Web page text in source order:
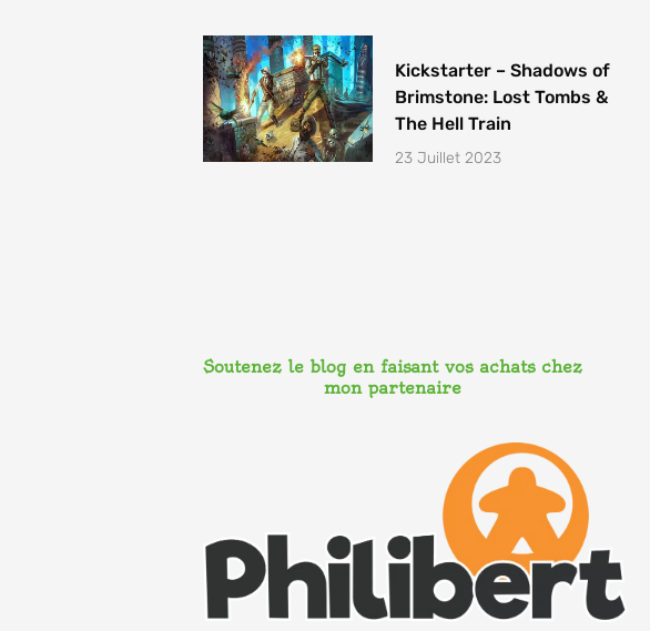
Kickstarter – Shadows of
Brimstone: Lost Tombs &
The Hell Train
23 Juillet 2023
Soutenez le blog en faisant vos achats chez
mon partenaire